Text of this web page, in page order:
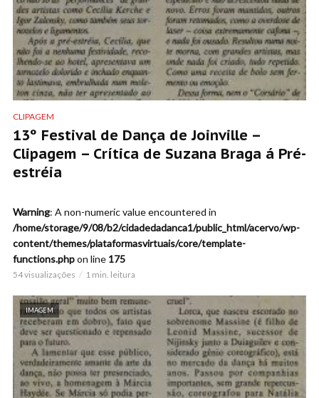
CLIPAGEM
13º Festival de Dança de Joinville –
Clipagem – Crítica de Suzana Braga á Pré-
estréia
Warning: A non-numeric value encountered in
/home/storage/9/08/b2/cidadedadanca1/public_html/acervo/wp-
content/themes/plataformasvirtuais/core/template-
functions.phpon line 175
54 visualizações 1 min. leitura
IMAGEM